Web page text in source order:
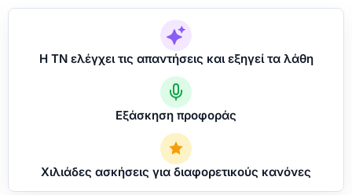
Η ΤΝ ελέγχει τις απαντήσεις και εξηγεί τα λάθη
Εξάσκηση προφοράς
Χιλιάδες ασκήσεις για διαφορετικούς κανόνες